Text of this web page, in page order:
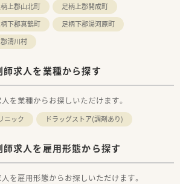
上郡山北町
足柄上郡開成町
下郡真鶴町
足柄下郡湯河原町
清川村
求人を業種から探す
を業種からお探しいただけます。
ニック ドラッグストア(調剤あり)
求人を雇用形態から探す
を雇用形態からお探しいただけます。